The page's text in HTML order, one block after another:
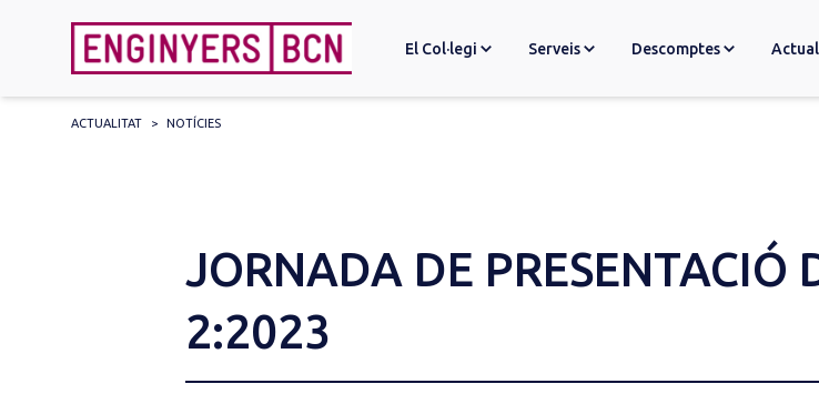
El Col·legi Serveis Descomptes
ACTUALITAT > NOTÍCIES
JORNADA DE
2:2023